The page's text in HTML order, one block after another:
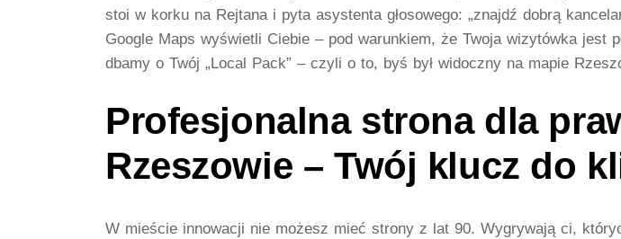
stoi w korku na Rejtana i pyta asystenta głosowego: „znajdź dobrą
Google Maps wyświetli Ciebie – pod warunkiem, że Twoja wizytówka jest
dbamy o Twój „Local Pack” – czyli o to, byś był widoczny na mapie
Profesjonalna strona dla
Rzeszowie – Twój klucz do
W mieście innowacji nie możesz mieć strony z lat 90. Wygrywają ci,